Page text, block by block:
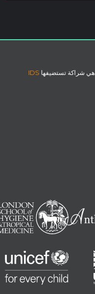
هي شراكة تستضيفهاIDS